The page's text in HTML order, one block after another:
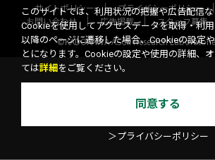
サイトポリシー プライバシーポリシー
お問い合わせ
広告掲載 スタッフ募集
©KADOKAWA ASCII Research
このサイトでは、利用状況の把握や広告配信な
Cookieを使用してアクセスデータを取得・利
以降のページに遷移した場合、Cookieの設定
とになります。Cookieの設定や使用の詳細、
ては詳細 をご覧ください。
同意する
＞プライバシーポリシー